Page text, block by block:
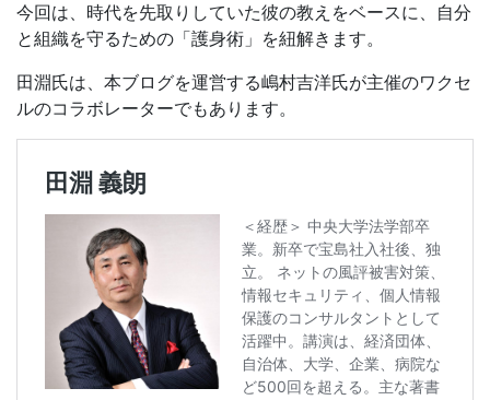
今回は、時代を先取りしていた彼の教えをベースに、自分
と組織を守るための「護身術」を紐解きます。
田淵氏は、本ブログを運営する嶋村吉洋氏が主催のワクセ
ルのコラボレーターでもあります。